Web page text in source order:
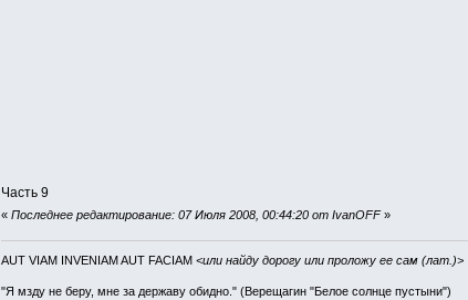
Часть 9
« Последнее редактирование: 07 Июля 2008, 00:44:20 от IvanOFF»
AUT VIAM INVENIAM AUT FACIAM <или найду дорогу или проложу ее сам (лат.)>
"Я мзду не беру, мне за державу обидно." (Верещагин "Белое солнце пустыни")